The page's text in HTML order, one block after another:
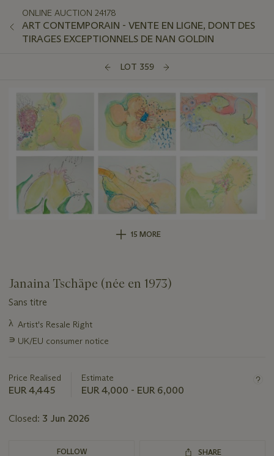
ONLINE AUCTION 24178
ART CONTEMPORAIN - VENTE EN LIGNE, DONT DES
TIRAGES EXCEPTIONNELS DE NAN GOLDIN
LOT 359
15 MORE
Janaina Tschäpe (née en 1973)
Sans titre
Important
about
λ Artist's Resale Right
∍ UK/EU consumer notice
Price Realised
EUR 4,445
Estimate
EUR 4,000 - EUR 6,000
Closed: 3 Jun 2026
FOLLOW SHARE